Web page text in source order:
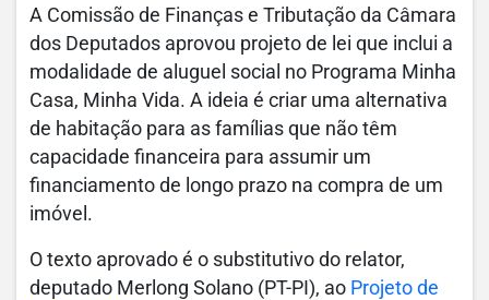
A Comissão de Finanças e Tributação da Câmara
dos Deputados aprovou projeto de lei que inclui a
modalidade de aluguel social no Programa Minha
Casa, Minha Vida. A ideia é criar uma alternativa
de habitação para as famílias que não têm
capacidade financeira para assumir um
financiamento de longo prazo na compra de um
imóvel.
O texto aprovado é o substitutivo do relator,
deputado Merlong Solano (PT-PI), ao Projeto de